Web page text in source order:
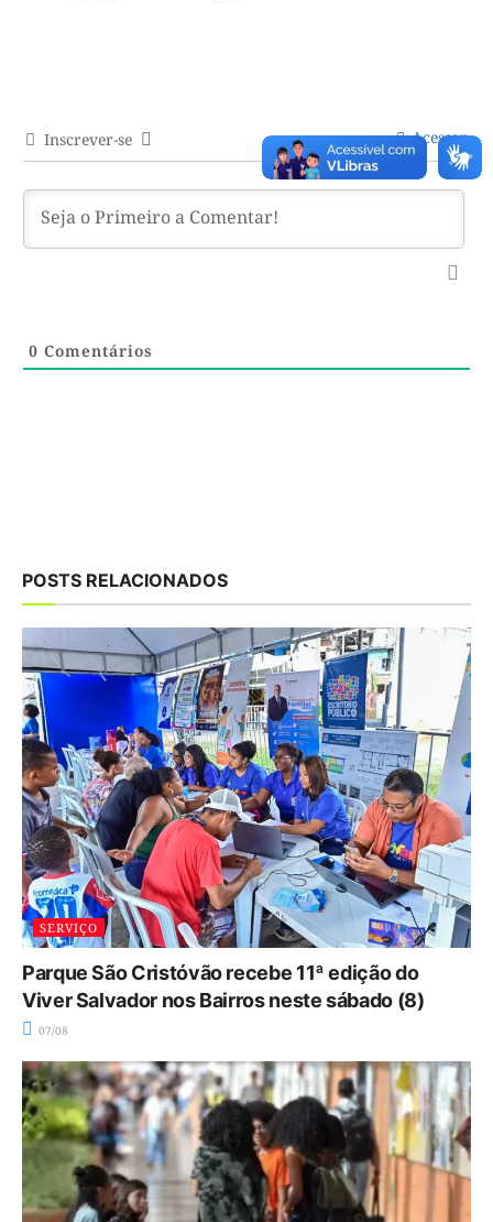
Inscrever-se Acessar
0 Comentários
POSTS RELACIONADOS
SERVIÇO
Parque São Cristóvão recebe 11ª edição do
Viver Salvador nos Bairros neste sábado (8)
07/08